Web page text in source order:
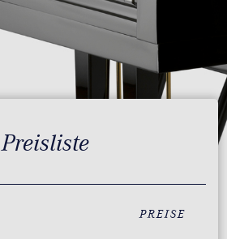
Preisliste
PREISE